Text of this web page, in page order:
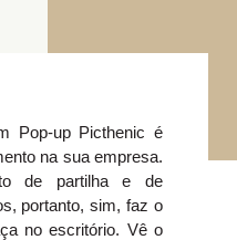
Pop-up Picthenic é
na sua empresa.
de partilha e de
portanto, sim, faz o
no escritório. Vê o